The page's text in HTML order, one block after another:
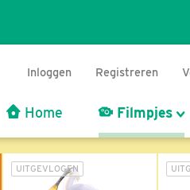
Inloggen Registreren
Home Filmpjes
UITGEVLOGEN